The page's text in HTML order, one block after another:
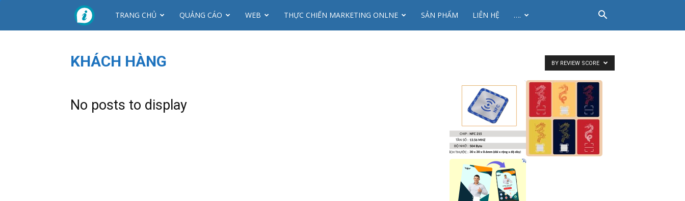
CTYTRANG CHỦ QUẢNG CÁO WEB THỰC CHIẾN MARKETING ONLNE SẢN PHẨM LIÊN HỆ ….
KHÁCH HÀNG BY REVIEW SCORE
No posts to display